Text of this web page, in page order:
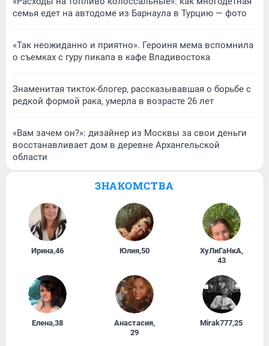
семья едет на автодоме из Барнаула в Турцию — фото
«Так неожиданно и приятно». Героиня мема вспомнила
о съемках с гуру пикапа в кафе Владивостока
Знаменитая тикток-блогер, рассказывавшая о борьбе с
редкой формой рака, умерла в возрасте 26 лет
«Вам зачем он?»: дизайнер из Москвы за свои деньги
восстанавливает дом в деревне Архангельской
области
ЗНАКОМСТВА
Ирина,46 Юлия,50 ХуЛиГаНкА,
43
Елена,38 Анастасия,
29
Mirak777,25